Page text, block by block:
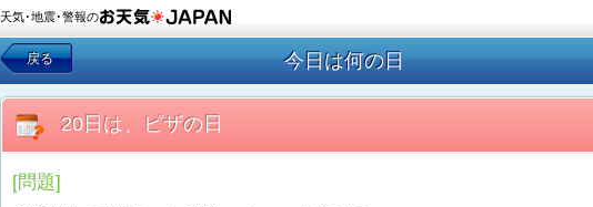
天気･地震･警報の
戻る 今日は何の日
20日は、ピザの日
[問題]